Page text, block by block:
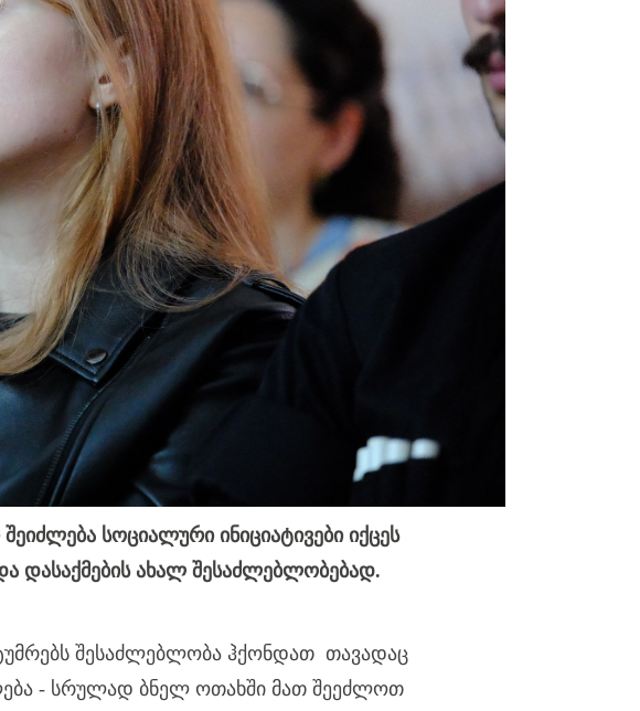
სოციალური ინიციატივები იქცეს
დასაქმების ახალ შესაძლებლობებად.
შესაძლებლობა ჰქონდათ თავადაც
- სრულად ბნელ ოთახში მათ შეეძლოთ